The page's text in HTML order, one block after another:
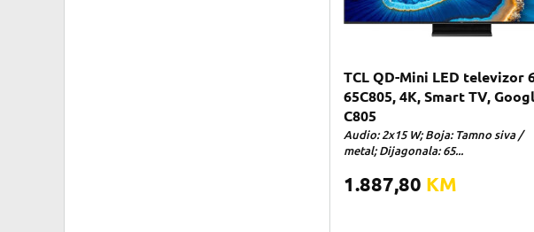
TCL QD-Mini LED televizor
65C805, 4K, Smart TV,
C805
Audio: 2x15 W; Boja: Tamno siva /
metal; Dijagonala: 65...
1.887,80 KM